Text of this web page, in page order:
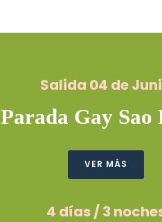
Salida 04 de
Parada Gay Sao
VER MÁS
4 días / 3